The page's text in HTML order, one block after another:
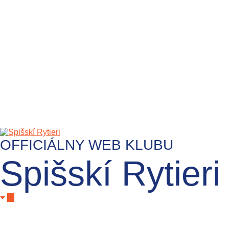
OFFICIÁLNY WEB KLUBU
Spišskí Rytieri